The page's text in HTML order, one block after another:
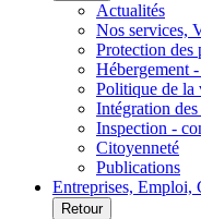
Actualités
Nos services,
Protection des
Hébergement
Politique de la
Intégration
Inspection -
Citoyenneté
Publications
Entreprises, Emploi,
Retour